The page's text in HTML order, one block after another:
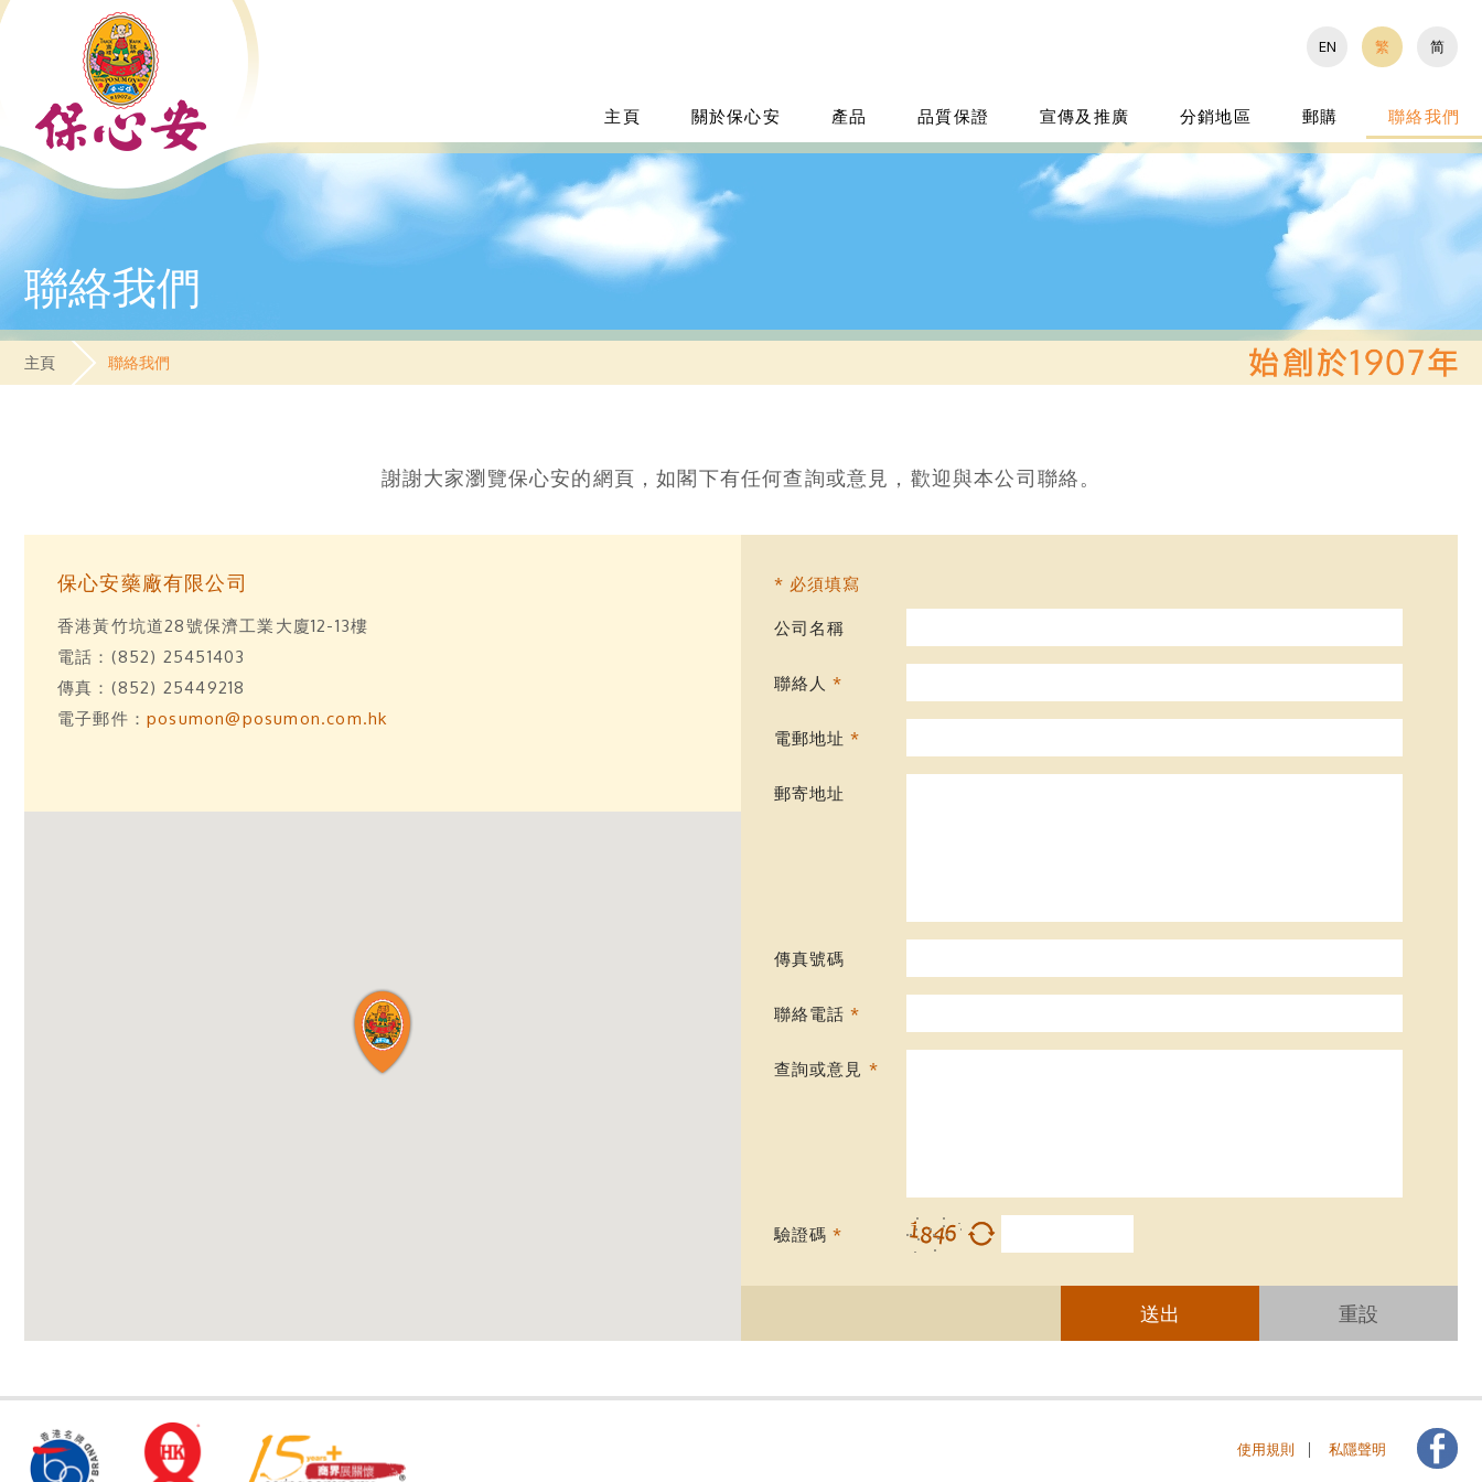
EN 繁 简
主頁 關於保心安 產品 品質保證 宣傳及推廣 分銷地區 郵購 聯絡我們
聯絡我們
主頁 聯絡我們
謝謝大家瀏覽保心安的網頁，如閣下有任何查詢或意見，歡迎與本公司聯絡。
保心安藥廠有限公司
香港黃竹坑道28號保濟工業大廈12-13樓
電話：(852) 25451403
傳真：(852) 25449218
電子郵件： posumon@posumon.com.hk
* 必須填寫
公司名稱
聯絡人 *
電郵地址 *
郵寄地址
傳真號碼
聯絡電話 *
查詢或意見 *
驗證碼 *
送出 重設
使用規則 私隱聲明